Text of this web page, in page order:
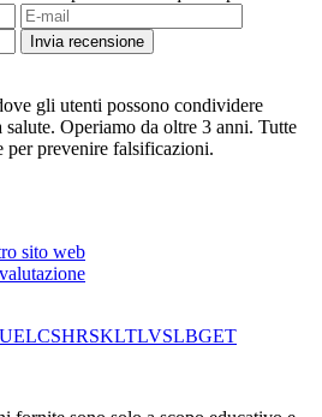
Invia recensione
gli utenti possono condividere
Operiamo da oltre 3 anni. Tutte
per prevenire falsificazioni.
sito web
ELCSHRSKLTLVSLBGET